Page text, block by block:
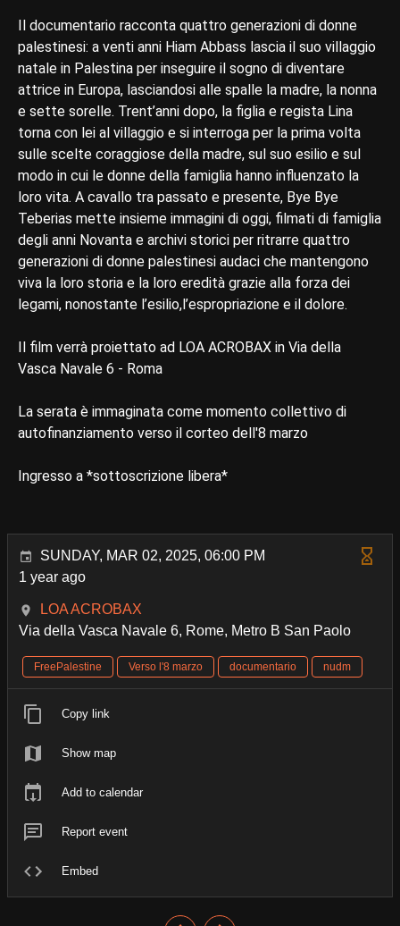
Il documentario racconta quattro generazioni di donne
palestinesi: a venti anni Hiam Abbass lascia il suo villaggio
natale in Palestina per inseguire il sogno di diventare
attrice in Europa, lasciandosi alle spalle la madre, la nonna
e sette sorelle. Trent’anni dopo, la figlia e regista Lina
torna con lei al villaggio e si interroga per la prima volta
sulle scelte coraggiose della madre, sul suo esilio e sul
modo in cui le donne della famiglia hanno influenzato la
loro vita. A cavallo tra passato e presente, Bye Bye
Teberias mette insieme immagini di oggi, filmati di famiglia
degli anni Novanta e archivi storici per ritrarre quattro
generazioni di donne palestinesi audaci che mantengono
viva la loro storia e la loro eredità grazie alla forza dei
legami, nonostante l’esilio,l’espropriazione e il dolore.
Il film verrà proiettato ad LOA ACROBAX in Via della
Vasca Navale 6 - Roma
La serata è immaginata come momento collettivo di
autofinanziamento verso il corteo dell'8 marzo
Ingresso a *sottoscrizione libera*
SUNDAY, MAR 02, 2025, 06:00 PM
1 year ago
LOA ACROBAX
Via della Vasca Navale 6, Rome, Metro B San Paolo
FreePalestine Verso l'8 marzo documentario nudm
Copy link
Show map
Add to calendar
Report event
Embed